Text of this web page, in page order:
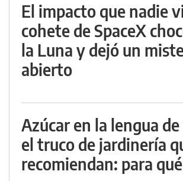
El impacto que nadie
cohete de SpaceX
la Luna y dejó un
abierto
Azúcar en la lengua
el truco de jardinería
recomiendan: para